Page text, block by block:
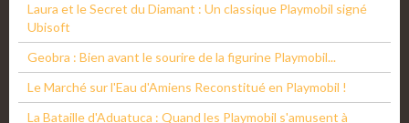
Laura et le Secret du Diamant : Un classique Playmobil signé
Ubisoft
Geobra : Bien avant le sourire de la figurine Playmobil...
Le Marché sur l'Eau d'Amiens Reconstitué en Playmobil !
La Bataille d'Aduatuca : Quand les Playmobil s'amusent à